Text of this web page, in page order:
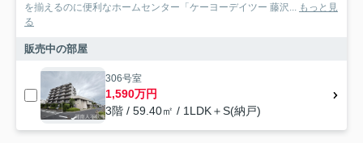
を揃えるのに便利なホームセンター「ケーヨーデイツー 藤沢... もっと見
る
販売中の部屋
306号室
1,590万円
3階 / 59.40㎡ / 1LDK＋S(納戸)